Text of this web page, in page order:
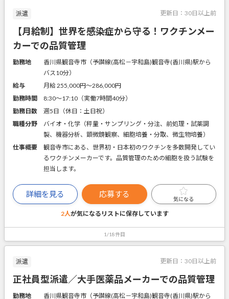
派遣 更新日： 30日以上前
【月給制】世界を感染症から守る！ワクチンメー
カーでの品質管理
勤務地
香川県観音寺市（予讃線(高松－宇和島)観音寺(香川県)駅から
バス10分）
給与
月給 255,000円〜286,000円
勤務時間
8:30～17:10（実働7時間40分）
勤務日数
週5日（休日：土日祝）
職種分野
バイオ・化学（秤量・サンプリング・分注、前処理・試薬調
製、機器分析、顕微鏡観察、細胞培養・分取、微生物培養）
仕事概要
観音寺市にある、世界初・日本初のワクチンを多数開発してい
るワクチンメーカーです。品質管理のための細胞を扱う試験を
担当します。
詳細を見る 応募する
気になる
2人が気になるリストに保存しています
1/18件目
派遣 更新日： 30日以上前
正社員型派遣／大手医薬品メーカーでの品質管理
勤務地
香川県観音寺市（予讃線(高松－宇和島)観音寺(香川県)駅から